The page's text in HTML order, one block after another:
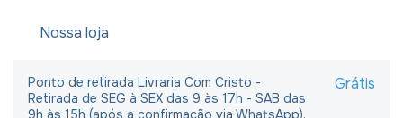
Nossa loja
Ponto de retirada Livraria Com Cristo -
Retirada de SEG à SEX das 9 às 17h - SAB das
9h às 15h (após a confirmação via WhatsApp).
Grátis